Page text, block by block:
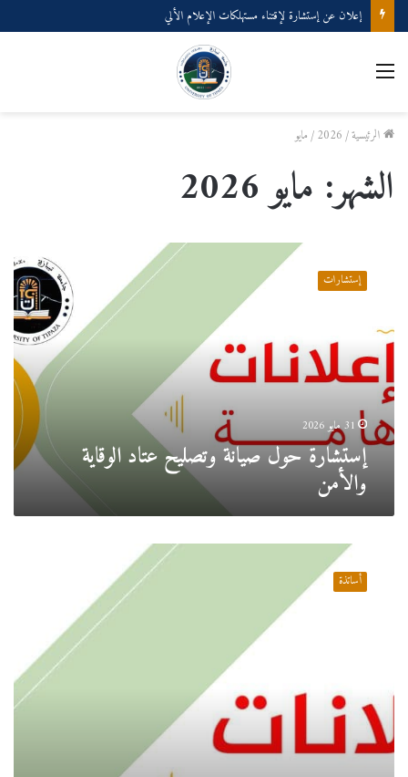
إعلان عن إستشارة لإقتناء عتاد ولوازم الإعلام الألي
القائمة
الرئيسية/
2026
/مايو
الشهر: مايو 2026
عتاد
الوقاية
والأمن
إستشارات
31 مايو 2026
إستشارة حول صيانة وتصليح عتاد الوقاية
والأمن
المسابقة
على
أساتذة